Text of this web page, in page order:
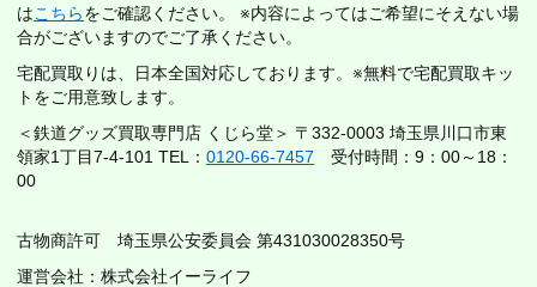
はこちらをご確認ください。 ※内容によってはご希望にそえない場
合がございますのでご了承ください。
宅配買取りは、日本全国対応しております。※無料で宅配買取キッ
トをご用意致します。
＜鉄道グッズ買取専門店 くじら堂＞ 〒332-0003 埼玉県川口市東
領家1丁目7-4-101 TEL： 0120-66-7457 受付時間：9：00～18：
00
古物商許可 埼玉県公安委員会 第431030028350号
運営会社：株式会社イーライフ